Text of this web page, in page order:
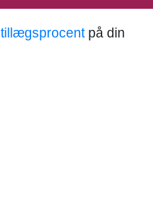
tillægsprocentpå din